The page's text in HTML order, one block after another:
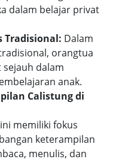
dalam belajar privat
Tradisional: Dalam
orangtua
dalam
anak.
Calistung di
memiliki fokus
keterampilan
menulis, dan